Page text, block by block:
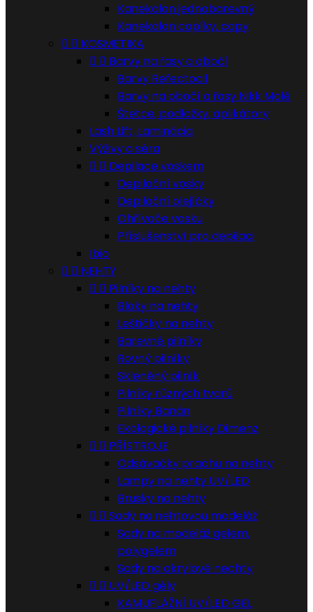
Kanekalon jednobarevný
Kanekalon copíky, copy
  KOSMETIKA
  Barvy na řasy a obočí
Barvy Refectocil
Barvy na obočí a řasy Nikk Molé
Štetce, podložky, aplikátory
Lash Lift, Laminácia
Výživy a séra
  Depilace voskem
Depilační vosky
Depilační olejíčky
Ohřívače vosku
Příslušenství pro depilaci
Ibio
  NEHTY
  Pilníky na nehty
Bloky na nehty
Leštičky na nehty
Barevné pilníky
Rovný pilníky
Skleněný pilník
Pilníky různých tvarů
Pilníky Banán
Ekologické pilníky Dimenz
  PŘÍSTROJE
Odsávačky prachu na nehty
Lampy na nehty UV/LED
Brusky na nehty
  Sady na nehtovou modeláž
Sady na modeláž gelem,
polygelem
Sady na akrylové nechty
  UV/LED gély
KAMUFLÁŽNÍ UV/LED GEL